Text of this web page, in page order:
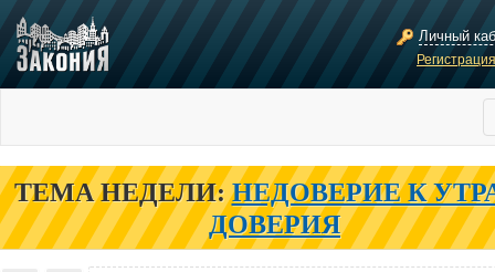
Личный
ТЕМА НЕДЕЛИ: НЕДОВЕРИЕ К
ДОВЕРИЯ